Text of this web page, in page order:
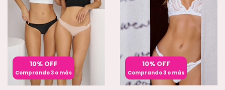
10% OFF
Comprando 3 o más
10% OFF
Comprando 3 o más